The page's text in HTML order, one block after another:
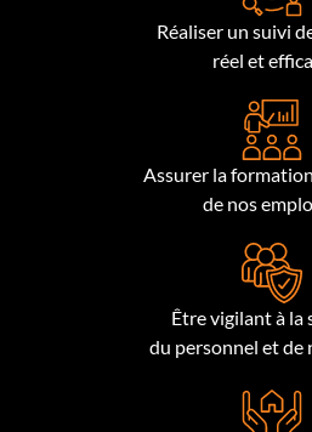
Réaliser un suivi
réel et
Assurer la
de nos
Être vigilant à la
du personnel et de